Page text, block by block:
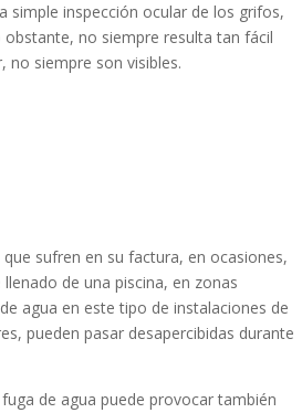
simple inspección ocular de los grifos,
no siempre resulta tan fácil
no siempre son visibles.
sufren en su factura, en ocasiones,
de una piscina, en zonas
agua en este tipo de instalaciones de
pueden pasar desapercibidas durante
de agua puede provocar también